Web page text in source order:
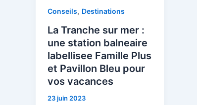
Conseils, Destinations
La Tranche sur mer :
une station balneaire
labellisee Famille Plus
et Pavillon Bleu pour
vos vacances
23 juin 2023